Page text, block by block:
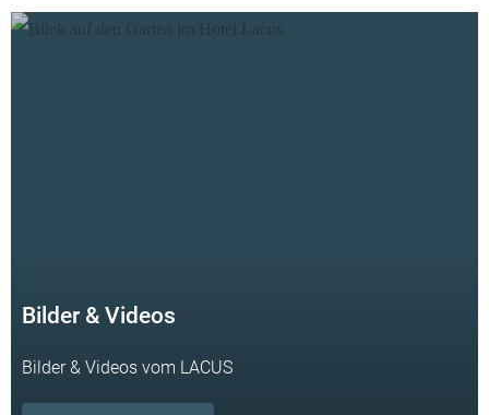
Bilder & Videos
Bilder & Videos vom LACUS